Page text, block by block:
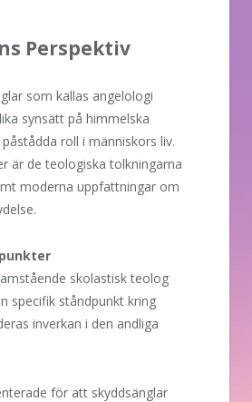
Perspektiv
som kallas angelologi
synsätt på himmelska
roll i människors liv.
är de teologiska tolkningarna
moderna uppfattningar om
skolastisk teolog
specifik ståndpunkt kring
inverkan i den andliga
för att skyddsänglar